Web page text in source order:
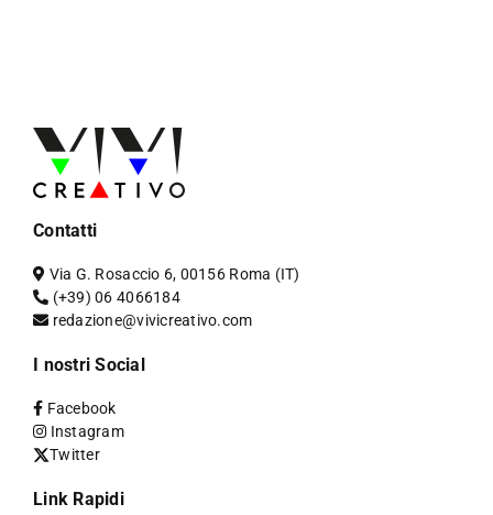
Contatti
Via G. Rosaccio 6, 00156 Roma (IT)
(+39) 06 4066184
redazione@vivicreativo.com
I nostri Social
Facebook
Instagram
Twitter
Link Rapidi